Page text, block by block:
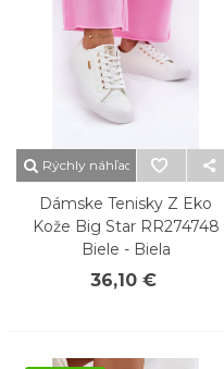
Rýchly náhľad
Dámske Tenisky Z Eko
Kože Big Star RR274748
Biele - Biela
36,10 €